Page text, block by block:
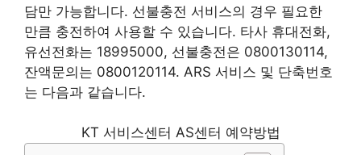
담만 가능합니다. 선불충전 서비스의 경우 필요한
만큼 충전하여 사용할 수 있습니다. 타사 휴대전화,
유선전화는 18995000, 선불충전은 0800130114,
잔액문의는 0800120114. ARS 서비스 및 단축번호
는 다음과 같습니다.
KT 서비스센터 AS센터 예약방법